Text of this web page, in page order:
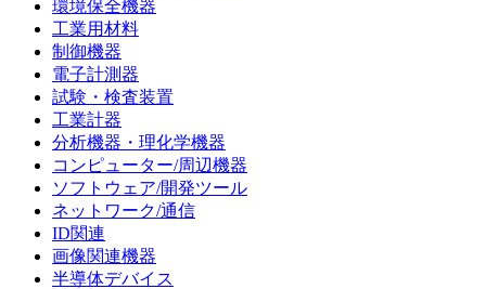
環境保全機器
工業用材料
制御機器
電子計測器
試験・検査装置
工業計器
分析機器・理化学機器
コンピューター/周辺機器
ソフトウェア/開発ツール
ネットワーク/通信
ID関連
画像関連機器
半導体デバイス